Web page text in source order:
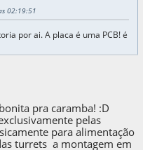
02:19:51
por ai. A placa é uma PCB! é
pra caramba! :D
pelas
para alimentação
turrets a montagem em